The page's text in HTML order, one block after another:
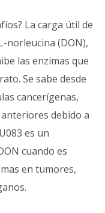
La carga útil de
norleucina (DON),
las enzimas que
Se sabe desde
cancerígenas,
debido a
es un
cuando es
en tumores,